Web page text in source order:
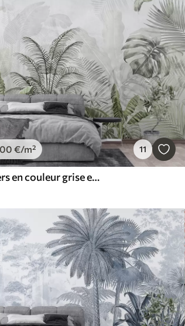
€/m² 11
Murale Palmiers en couleur grise en couleurs vertes